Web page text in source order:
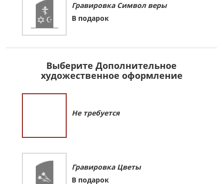
Гравировка Символ веры
В подарок
Выберите Дополнительное
художественное оформление
Не требуется
Гравировка Цветы
В подарок